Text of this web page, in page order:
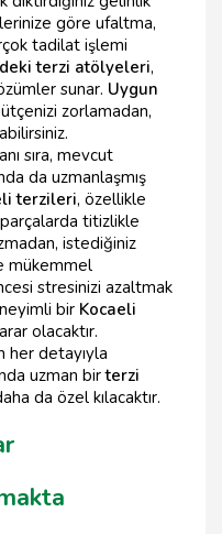
göre ufaltma,
tadilat işlemi
terzi atölyeleri,
sunar. Uygun
zorlamadan,
sıra, mevcut
da uzmanlaşmış
terzileri, özellikle
titizlikle
istediğiniz
mükemmel
stresinizi azaltmak
bir Kocaeli
olacaktır.
her detayıyla
uzman birterzi
da özel kılacaktır.